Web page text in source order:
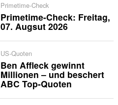
Primetime-Check
Primetime-Check: Freitag,
07. Augsut 2026
US-Quoten
Ben Affleck gewinnt
Millionen – und beschert
ABC Top-Quoten